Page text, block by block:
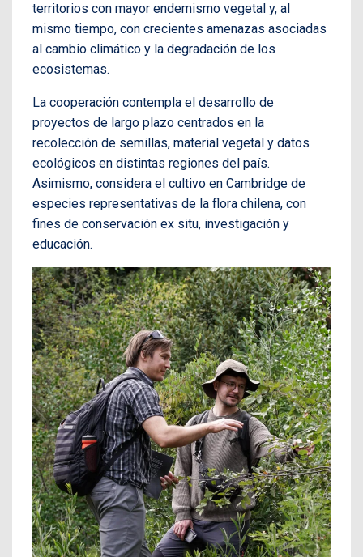
territorios con mayor endemismo vegetal y, al
mismo tiempo, con crecientes amenazas asociadas
al cambio climático y la degradación de los
ecosistemas.
La cooperación contempla el desarrollo de
proyectos de largo plazo centrados en la
recolección de semillas, material vegetal y datos
ecológicos en distintas regiones del país.
Asimismo, considera el cultivo en Cambridge de
especies representativas de la flora chilena, con
fines de conservación ex situ, investigación y
educación.